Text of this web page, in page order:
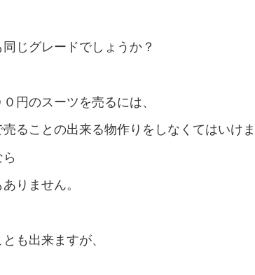
じグレードでしょうか？
円のスーツを売るには、
ることの出来る物作りをしなくてはいけま
りません。
も出来ますが、